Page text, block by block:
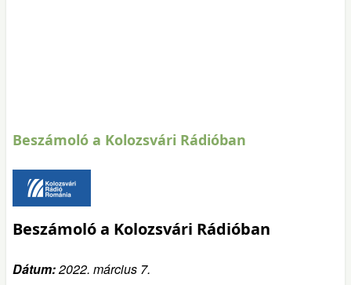
Beszámoló a Kolozsvári Rádióban
Beszámoló a Kolozsvári Rádióban
Dátum:2022. március 7.